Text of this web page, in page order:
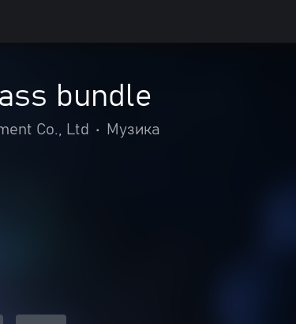
bundle
Co., Ltd • Музика